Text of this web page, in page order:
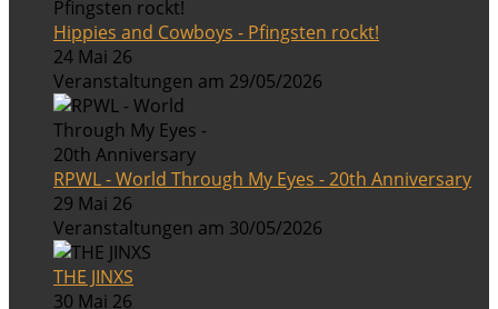
Hippies and Cowboys - Pfingsten rockt!
24 Mai 26
Veranstaltungen am 29/05/2026
RPWL - World Through My Eyes - 20th Anniversary
29 Mai 26
Veranstaltungen am 30/05/2026
THE JINXS
30 Mai 26